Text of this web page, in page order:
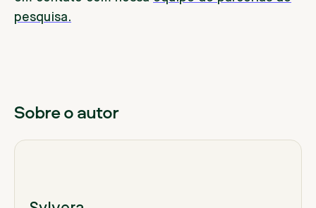
pesquisa.
Sobre o autor